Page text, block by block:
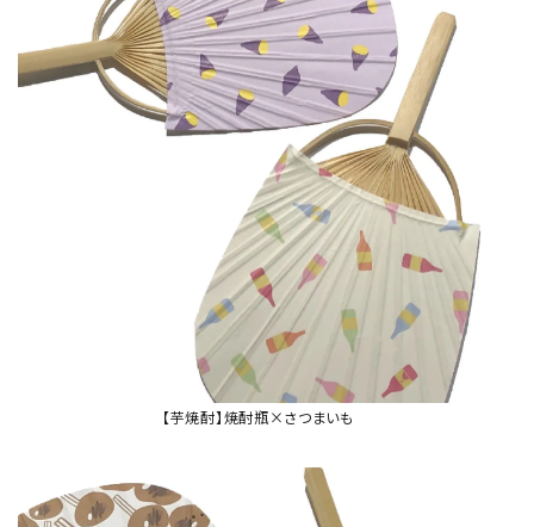
【芋焼酎】焼酎瓶×さつまいも